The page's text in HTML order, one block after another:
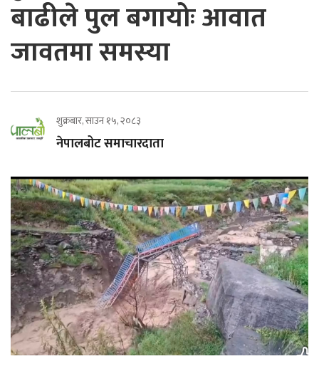
बाढीले पुल बगायोः आवात
जावतमा समस्या
शुक्रबार, साउन १५, २०८३
नेपालबोट समाचारदाता